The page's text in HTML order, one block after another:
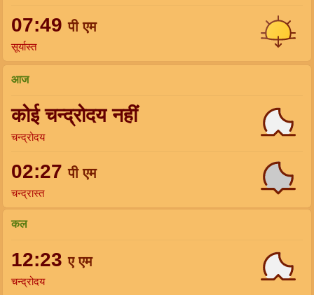
07:49पी एम
सूर्यास्त
आज
कोई चन्द्रोदय नहीं
चन्द्रोदय
02:27पी एम
चन्द्रास्त
कल
12:23ए एम
चन्द्रोदय